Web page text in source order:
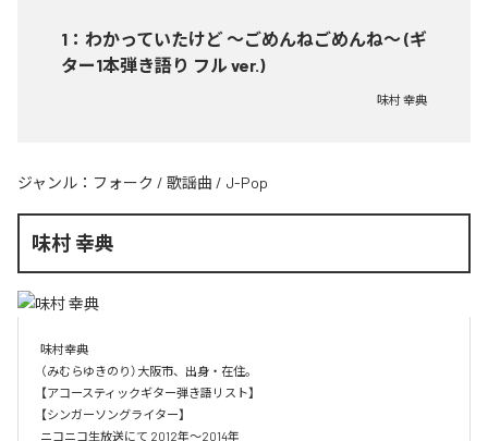
1 ： わかっていたけど ～ごめんねごめんね～ (ギ
ター1本弾き語り フル ver.)
味村 幸典
ジャンル： フォーク / 歌謡曲 / J-Pop
味村 幸典
味村幸典
（みむらゆきのり）大阪市、出身・在住。
【アコースティックギター弾き語リスト】
【シンガーソングライター】
ニコニコ生放送にて 2012年～2014年